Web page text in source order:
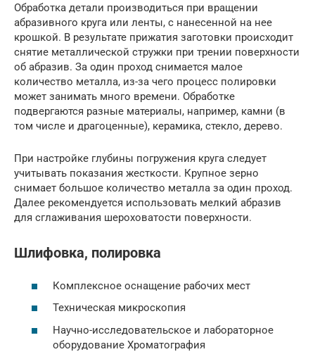
Обработка детали производиться при вращении
абразивного круга или ленты, с нанесенной на нее
крошкой. В результате прижатия заготовки происходит
снятие металлической стружки при трении поверхности
об абразив. За один проход снимается малое
количество металла, из-за чего процесс полировки
может занимать много времени. Обработке
подвергаются разные материалы, например, камни (в
том числе и драгоценные), керамика, стекло, дерево.
При настройке глубины погружения круга следует
учитывать показания жесткости. Крупное зерно
снимает большое количество металла за один проход.
Далее рекомендуется использовать мелкий абразив
для сглаживания шероховатости поверхности.
Шлифовка, полировка
Комплексное оснащение рабочих мест
Техническая микроскопия
Научно-исследовательское и лабораторное
оборудование Хроматография